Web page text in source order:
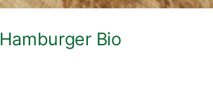
Hamburger Bio